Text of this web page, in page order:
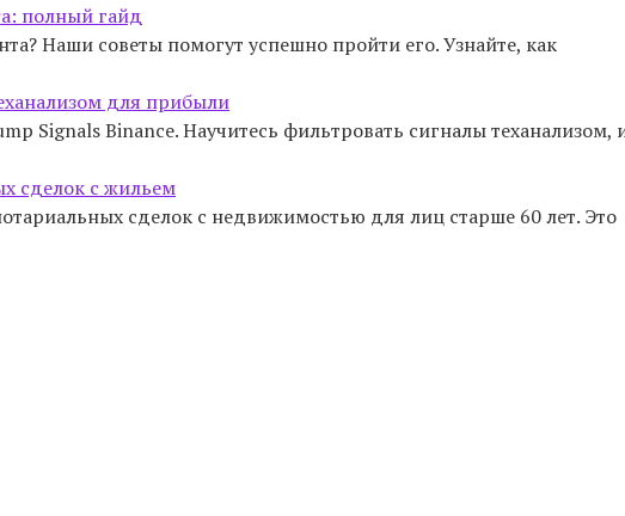
полный гайд
Наши советы помогут успешно пройти его. Узнайте, как
для прибыли
Signals Binance. Научитесь фильтровать сигналы теханализом,
сделок с жильем
сделок с недвижимостью для лиц старше 60 лет. Это